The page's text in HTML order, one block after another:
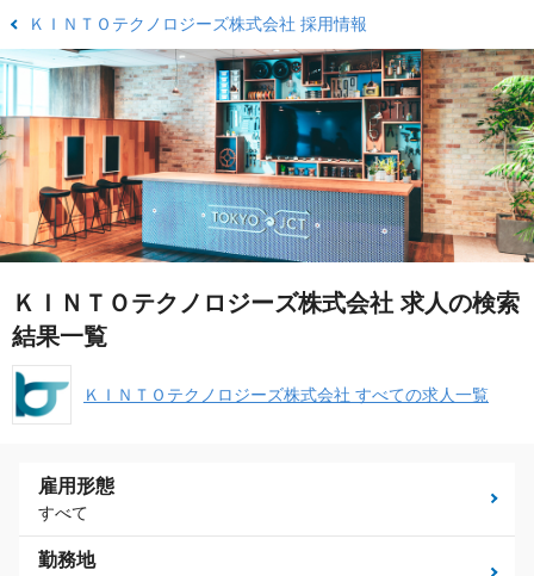
ＫＩＮＴＯテクノロジーズ株式会社 採用情報
ＫＩＮＴＯテクノロジーズ株式会社 求人の検索
結果一覧
ＫＩＮＴＯテクノロジーズ株式会社 すべての求人一覧
雇用形態
すべて
勤務地